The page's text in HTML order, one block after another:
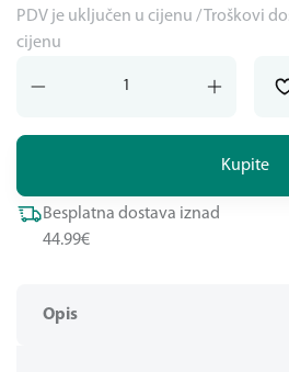
Opis
PDV je uključen u cijenu / Troškovi
cijenu
Kupite
Besplatna dostava iznad
44.99€